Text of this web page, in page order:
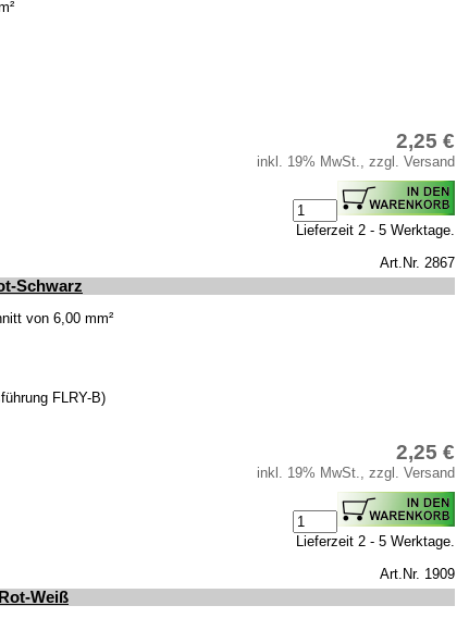
2,25 €
inkl. 19% MwSt., zzgl. Versand
Lieferzeit 2 - 5 Werktage.
Art.Nr. 2867
Schwarz
von 6,00 mm²
FLRY-B)
2,25 €
inkl. 19% MwSt., zzgl. Versand
Lieferzeit 2 - 5 Werktage.
Art.Nr. 1909
Weiß